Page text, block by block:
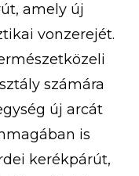
amely új
vonzerejét.
számára
új arcát
is
kerékpárút,